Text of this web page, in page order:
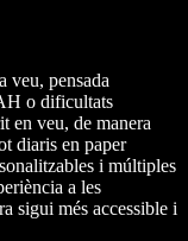
veu, pensada
o dificultats
en veu, de manera
diaris en paper
i múltiples
a les
sigui més accessible i